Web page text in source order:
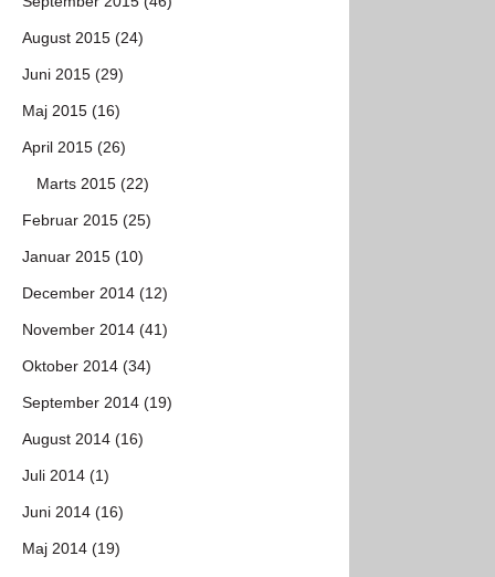
August 2015 (24)
Juni 2015 (29)
Maj 2015 (16)
April 2015 (26)
Marts 2015 (22)
Februar 2015 (25)
Januar 2015 (10)
December 2014 (12)
November 2014 (41)
Oktober 2014 (34)
September 2014 (19)
August 2014 (16)
Juli 2014 (1)
Juni 2014 (16)
Maj 2014 (19)